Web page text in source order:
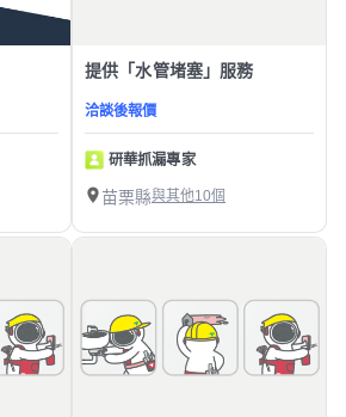
提供「水管堵塞」服務
洽談後報價
研華抓漏專家
苗栗縣與其他10個